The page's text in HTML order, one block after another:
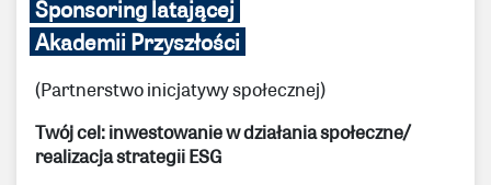
Sponsoring latającej
Akademii Przyszłości
(Partnerstwo inicjatywy społecznej)
Twój cel: inwestowanie w działania społeczne/
realizacja strategii ESG